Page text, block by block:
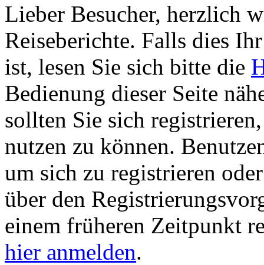
Lieber Besucher, herzlich
Reiseberichte. Falls dies
ist, lesen Sie sich bitte die
Bedienung dieser Seite
sollten Sie sich
nutzen zu können.
um sich zu registrieren
über den
einem früheren Zeitpunkt
hier anmelden.